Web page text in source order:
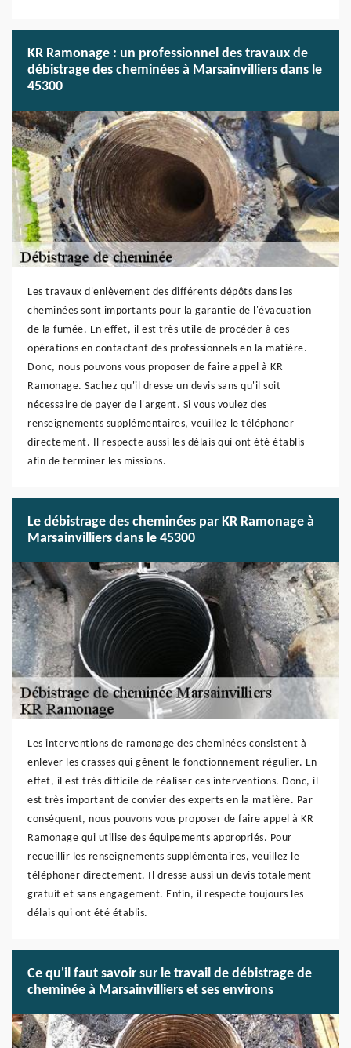
KR Ramonage : un professionnel des travaux de
débistrage des cheminées à Marsainvilliers dans le
45300
Les travaux d'enlèvement des différents dépôts dans les
cheminées sont importants pour la garantie de l'évacuation
de la fumée. En effet, il est très utile de procéder à ces
opérations en contactant des professionnels en la matière.
Donc, nous pouvons vous proposer de faire appel à KR
Ramonage. Sachez qu'il dresse un devis sans qu'il soit
nécessaire de payer de l'argent. Si vous voulez des
renseignements supplémentaires, veuillez le téléphoner
directement. Il respecte aussi les délais qui ont été établis
afin de terminer les missions.
Le débistrage des cheminées par KR Ramonage à
Marsainvilliers dans le 45300
Les interventions de ramonage des cheminées consistent à
enlever les crasses qui gênent le fonctionnement régulier. En
effet, il est très difficile de réaliser ces interventions. Donc, il
est très important de convier des experts en la matière. Par
conséquent, nous pouvons vous proposer de faire appel à KR
Ramonage qui utilise des équipements appropriés. Pour
recueillir les renseignements supplémentaires, veuillez le
téléphoner directement. Il dresse aussi un devis totalement
gratuit et sans engagement. Enfin, il respecte toujours les
délais qui ont été établis.
Ce qu'il faut savoir sur le travail de débistrage de
cheminée à Marsainvilliers et ses environs